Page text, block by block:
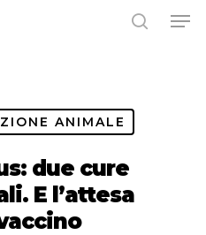
ANIMALE
due cure
E l’attesa